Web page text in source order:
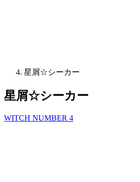
星屑☆シーカー
星屑☆シーカー
WITCH NUMBER 4